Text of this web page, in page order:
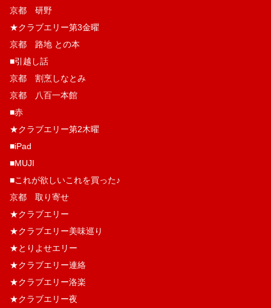
京都 研野
★クラブエリー第3金曜
京都 路地 との本
■引越し話
京都 割烹しなとみ
京都 八百一本館
■赤
★クラブエリー第2木曜
■iPad
■MUJI
■これが欲しいこれを買った♪
京都 取り寄せ
★クラブエリー
★クラブエリー美味巡り
★とりよせエリー
★クラブエリー連絡
★クラブエリー洛楽
★クラブエリー夜